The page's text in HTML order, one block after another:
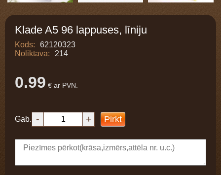
Klade A5 96 lappuses, līniju
Kods:
62120323
Noliktavā:
214
0.99 € ar PVN.
Gab. - + Pirkt